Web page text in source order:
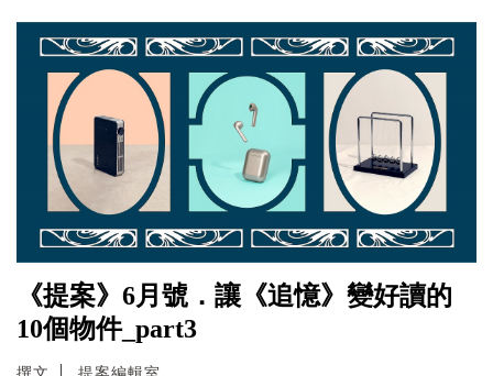
《提案》6月號．讓《追憶》變好讀的
10個物件_part3
撰文 提案編輯室